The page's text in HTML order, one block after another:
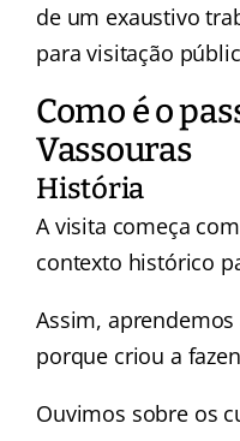
de um exaustivo
para visitação
Como é o
Vassouras
História
A visita começa
contexto histórico
Assim,
porque criou a
Ouvimos sobre os